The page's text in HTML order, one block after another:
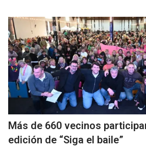
Más de 660 vecinos
edición de “Siga el baile”